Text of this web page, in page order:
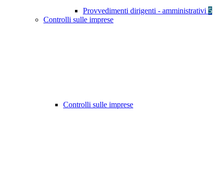
Provvedimenti dirigenti - amministrativi 5
Controlli sulle imprese
Controlli sulle imprese